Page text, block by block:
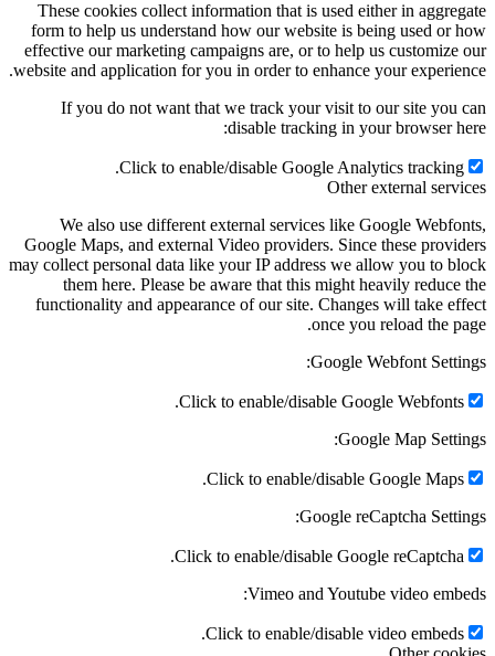
These cookies collect information that is used either in
form to help us understand how our website is being used or
effective our marketing campaigns are, or to help us
website and application for you in order to enhance your
If you do not want that we track your visit to our site you
disable tracking in your browser
Click to enable/disable Google Analytics
Other external
We also use different external services like Google
Google Maps, and external Video providers. Since these
may collect personal data like your IP address we allow you to
them here. Please be aware that this might heavily
functionality and appearance of our site. Changes will take
once you reload the
Google Webfont
Click to enable/disable Google
Google Map
Click to enable/disable Google
Google reCaptcha
Click to enable/disable Google
Vimeo and Youtube video
Click to enable/disable video